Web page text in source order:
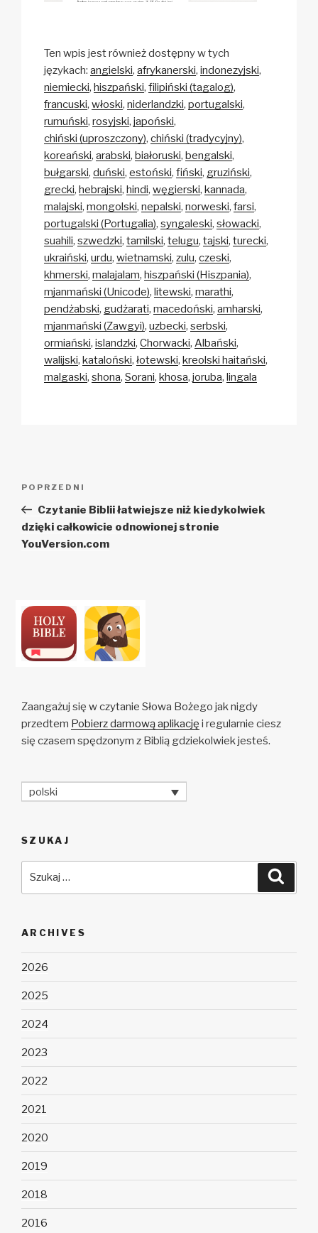
Ten wpis jest również dostępny w tych
językach: angielski afrykanerski indonezyjski
niemiecki hiszpański filipiński (tagalog)
francuski włoski niderlandzki portugalski
rumuński rosyjski japoński
chiński (uproszczony) chiński (tradycyjny)
koreański arabski białoruski bengalski
bułgarski duński estoński fiński gruziński
grecki hebrajski hindi węgierski kannada
malajski mongolski nepalski norweski farsi
portugalski (Portugalia) syngaleski słowacki
suahili szwedzki tamilski telugu tajski turecki
ukraiński urdu wietnamski zulu czeski
khmerski malajalam hiszpański (Hiszpania)
mjanmański (Unicode) litewski marathi
pendżabski gudżarati macedoński amharski
mjanmański (Zawgyi) uzbecki serbski
ormiański islandzki Chorwacki Albański
walijski kataloński łotewski kreolski haitański
malgaski shona Sorani khosa joruba lingala
Poprzedni
wpis
POPRZEDNI
Czytanie Biblii łatwiejsze niż kiedykolwiek
dzięki całkowicie odnowionej stronie
YouVersion.com
Zaangażuj się w czytanie Słowa Bożego jak nigdy
przedtem Pobierz darmową aplikację i regularnie ciesz
się czasem spędzonym z Biblią gdziekolwiek jesteś.
polski
SZUKAJ
ARCHIVES
2026
2025
2024
2023
2022
2021
2020
2019
2018
2016